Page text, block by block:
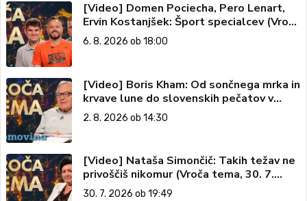
[Video] Domen Pociecha, Pero Lenart,
Ervin Kostanjšek: Šport specialcev (Vroča
tema, 6. 8. 2026)
6. 8. 2026 ob 18:00
[Video] Boris Kham: Od sončnega mrka in
krvave lune do slovenskih pečatov v
vesolju (Vroča tema, 2. 8. 2026)
2. 8. 2026 ob 14:30
[Video] Nataša Simončič: Takih težav ne
privoščiš nikomur (Vroča tema, 30. 7.
2026)
30. 7. 2026 ob 19:49